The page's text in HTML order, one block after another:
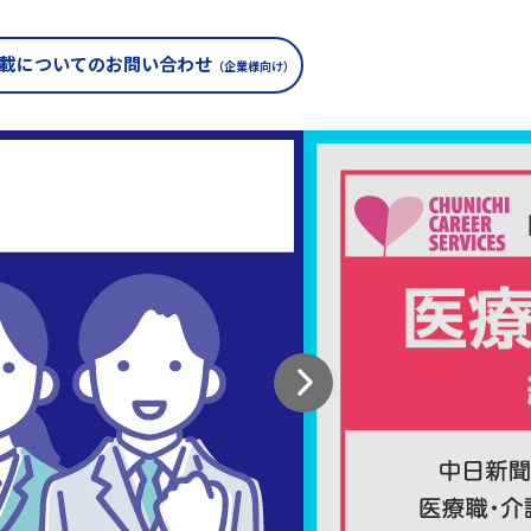
についてのお問い合わせ （企業様向け）